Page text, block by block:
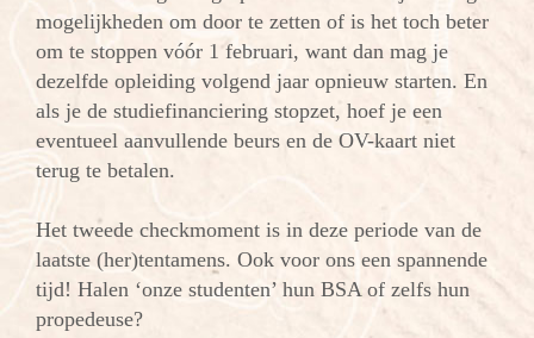
mogelijkheden om door te zetten of is het toch beter
om te stoppen vóór 1 februari, want dan mag je
dezelfde opleiding volgend jaar opnieuw starten. En
als je de studiefinanciering stopzet, hoef je een
eventueel aanvullende beurs en de OV-kaart niet
terug te betalen.
Het tweede checkmoment is in deze periode van de
laatste (her)tentamens. Ook voor ons een spannende
tijd! Halen ‘onze studenten’ hun BSA of zelfs hun
propedeuse?